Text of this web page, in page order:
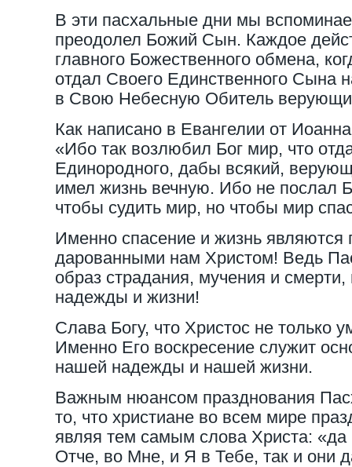
В эти пасхальные дни мы
преодолел Божий Сын. Каждое
главного Божественного обмена,
отдал Своего Единственного Сына
в Свою Небесную Обитель
Как написано в Евангелии от
«Ибо так возлюбил Бог мир, что
Единородного, дабы всякий,
имел жизнь вечную. Ибо не послал
чтобы судить мир, но чтобы мир
Именно спасение и жизнь являются
дарованными нам Христом! Ведь
образ страдания, мучения и
надежды и жизни!
Слава Богу, что Христос не только
Именно Его воскресение служит
нашей надежды и нашей жизни.
Важным нюансом празднования
то, что христиане во всем мире
являя тем самым слова Христа: «да
Отче, во Мне, и Я в Тебе, так и они